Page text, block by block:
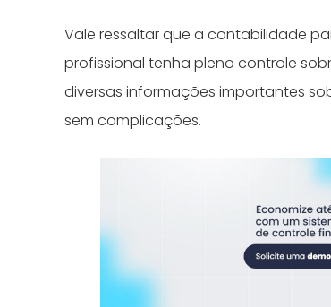
Vale ressaltar que a contabilidade
profissional tenha pleno controle
diversas informações importantes
sem complicações.